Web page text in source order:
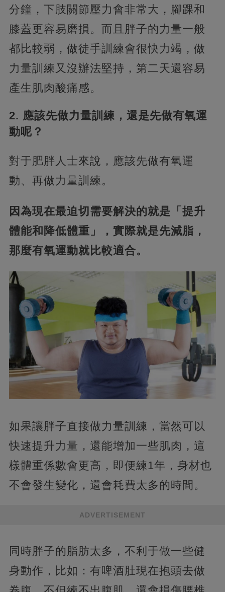
分鐘，下肢關節壓力會非常大，腳踝和
膝蓋更容易磨損。而且胖子的力量一般
都比較弱，做徒手訓練會很快力竭，做
力量訓練又沒辦法堅持，第二天還容易
產生肌肉酸痛感。
2. 應該先做力量訓練，還是先做有氧運
動呢？
對于肥胖人士來說，應該先做有氧運
動、再做力量訓練。
因為現在最迫切需要解決的就是「提升
體能和降低體重」，實際就是先減脂，
那麼有氧運動就比較適合。
如果讓胖子直接做力量訓練，當然可以
快速提升力量，還能增加一些肌肉，這
樣體重係數會更高，即便練1年，身材也
不會發生變化，還會耗費太多的時間。
ADVERTISEMENT
同時胖子的脂肪太多，不利于做一些健
身動作，比如：有啤酒肚現在抱頭去做